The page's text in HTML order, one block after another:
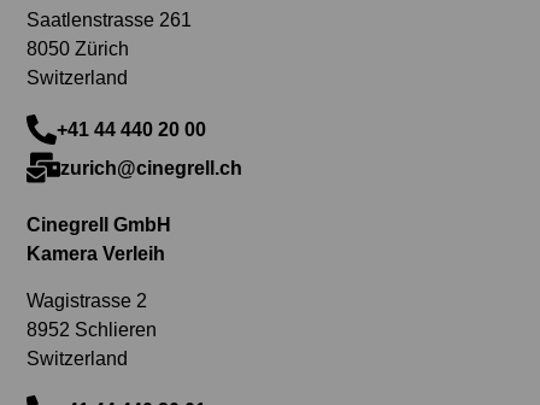
Saatlenstrasse 261
8050 Zürich
Switzerland
+41 44 440 20 00
zurich@cinegrell.ch
Cinegrell GmbH
Kamera Verleih
Wagistrasse 2
8952 Schlieren
Switzerland